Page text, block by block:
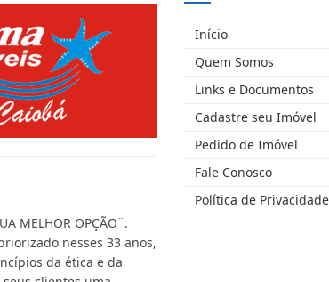
MELHOR OPÇÃO¨.
nesses 33 anos,
da ética e da
Início
Quem Somos
Links e Documentos
Cadastre seu Imóvel
Pedido de Imóvel
Fale Conosco
Política de Privacidade